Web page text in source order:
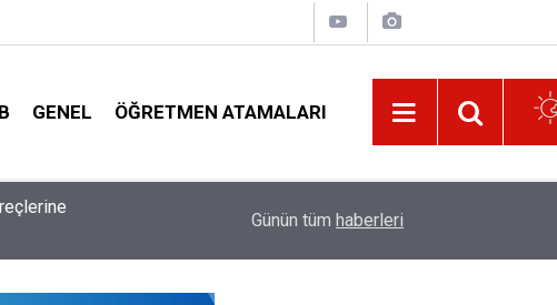
GENEL ÖĞRETMEN ATAMALARI
Özür Grubu Atamalarında O İlleri Tercih
Günün tüm haberleri